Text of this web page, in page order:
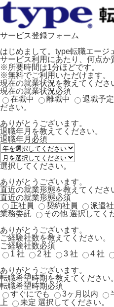
サービス登録フォーム
はじめまして。type転職エージ
サービス利用にあたり、何点か
※所要時間は1分ほどです。
※無料でご利用いただけます。
現在の就業状況を教えてくださ
現在の就業状況必須
在職中
離職中 退職予定
ださい。
ありがとうございます。
退職年月を教えてください。
退職年月 必須
選択してください。
ありがとうございます。
直近の就業形態を教えてくださ
直近の就業形態必須
正社員
契約社員 派遣
業務委託
その他 選択してく
ありがとうございます。
ご経験社数を教えてください。
ご経験社数必須
1 社
2 社 3 社 4 社
ありがとうございます。
転職希望時期を教えてください。
転職希望時期必須
すぐにでも
3ヶ月以内
上
未定 選択してください。